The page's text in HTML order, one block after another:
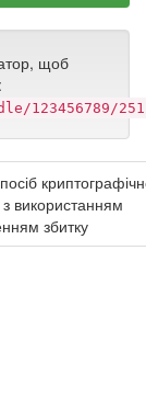
щоб
123456789/
використанням
збитку